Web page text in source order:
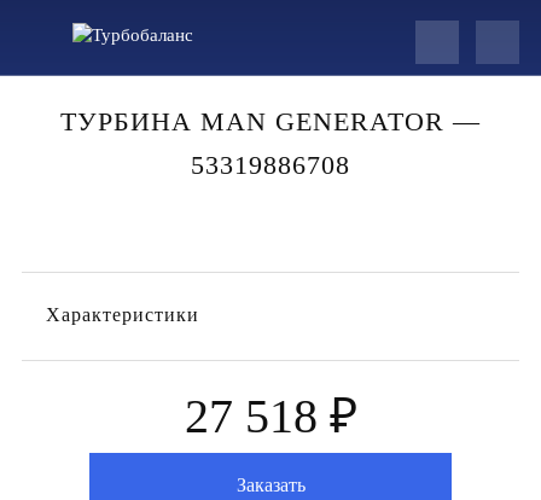
ТУРБИНА MAN GENERATOR —
53319886708
Характеристики
27 518 ₽
Заказать